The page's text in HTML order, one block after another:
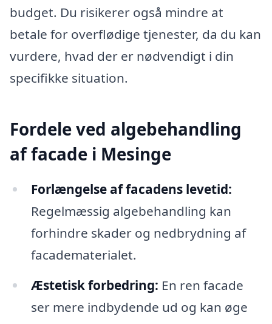
budget. Du risikerer også mindre at
betale for overflødige tjenester, da du kan
vurdere, hvad der er nødvendigt i din
specifikke situation.
Fordele ved algebehandling
af facade i Mesinge
Forlængelse af facadens levetid:
Regelmæssig algebehandling kan
forhindre skader og nedbrydning af
facadematerialet.
Æstetisk forbedring: En ren facade
ser mere indbydende ud og kan øge